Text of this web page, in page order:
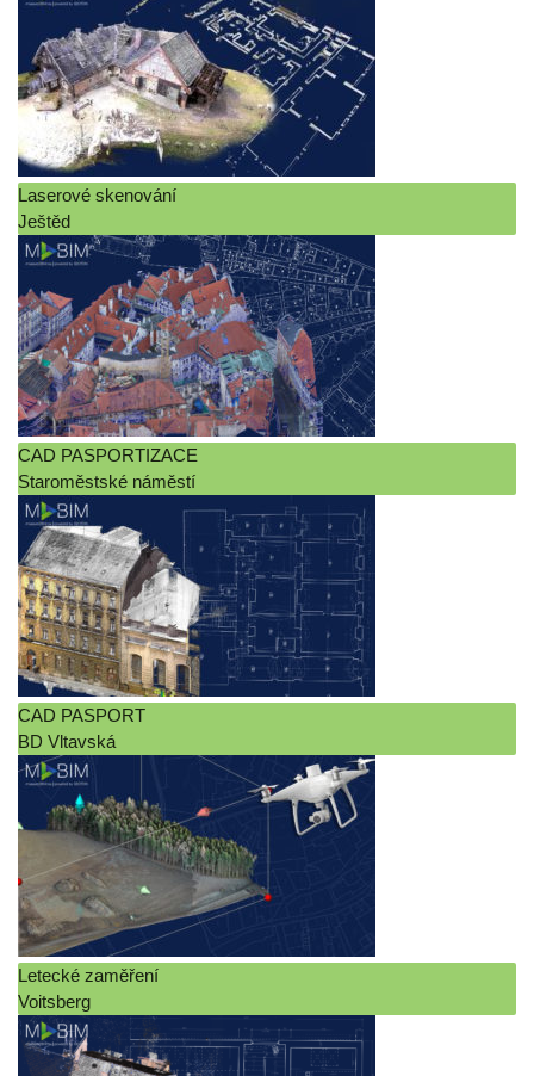
Laserové skenování
Ještěd
CAD PASPORTIZACE
Staroměstské náměstí
CAD PASPORT
BD Vltavská
Letecké zaměření
Voitsberg